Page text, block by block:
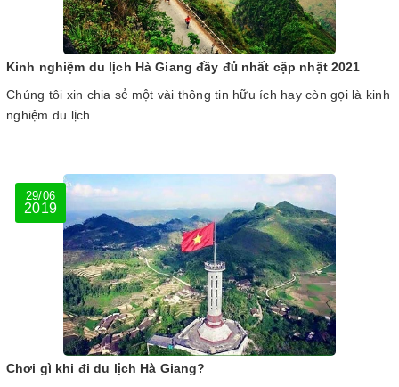
Kinh nghiệm du lịch Hà Giang đầy đủ nhất cập nhật 2021
Chúng tôi xin chia sẻ một vài thông tin hữu ích hay còn gọi là kinh
nghiệm du lịch...
29/06
2019
Chơi gì khi đi du lịch Hà Giang?